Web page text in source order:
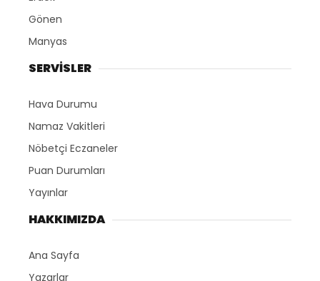
Gönen
Manyas
SERVİSLER
Hava Durumu
Namaz Vakitleri
Nöbetçi Eczaneler
Puan Durumları
Yayınlar
HAKKIMIZDA
Ana Sayfa
Yazarlar